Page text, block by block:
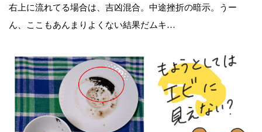
右上に流れてる場合は、吉凶混合。中途挫折の暗示。うー
ん、ここもあんまりよくない結果だムキ…